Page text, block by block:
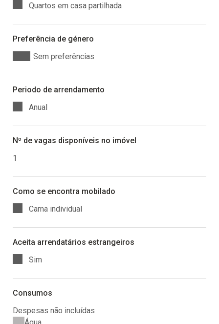
Quartos em casa partilhada
Preferência de género
Sem preferências
Periodo de arrendamento
Anual
Nº de vagas disponíveis no imóvel
1
Como se encontra mobilado
Cama individual
Aceita arrendatários estrangeiros
Sim
Consumos
Despesas não incluídas